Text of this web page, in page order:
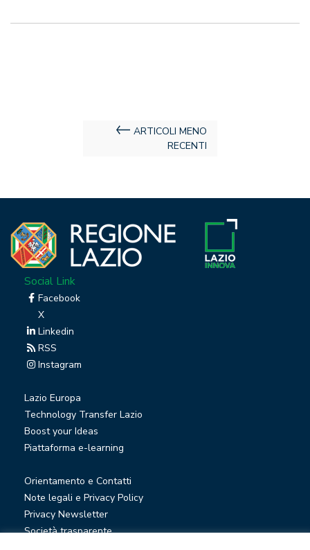
ARTICOLI MENO
RECENTI
Social Link
Facebook
X
Linkedin
RSS
Instagram
Lazio Europa
Technology Transfer Lazio
Boost your Ideas
Piattaforma e-learning
Orientamento e Contatti
Note legali e Privacy Policy
Privacy Newsletter
Società trasparente